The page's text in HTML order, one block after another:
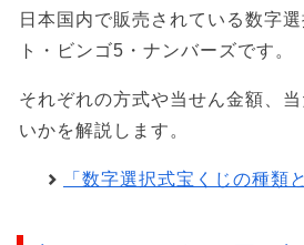
日本国内で販売されている数字
ト・ビンゴ5・ナンバーズです。
それぞれの方式や当せん金額、
いかを解説します。
「数字選択式宝くじの種類